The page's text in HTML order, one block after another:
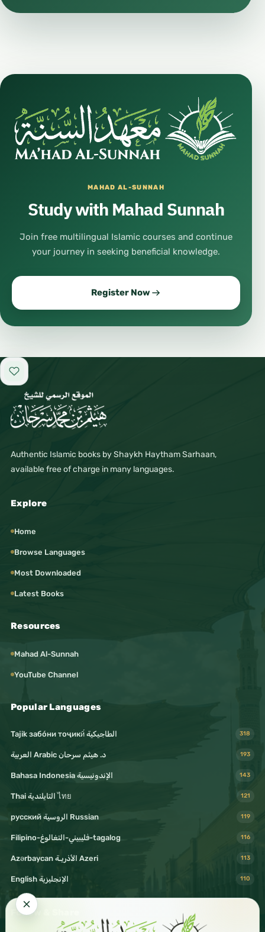
MAHAD AL-SUNNAH
Study with Mahad Sunnah
Join free multilingual Islamic courses and continue
your journey in seeking beneficial knowledge.
Register Now
Add to favorites
Authentic Islamic books by Shaykh Haytham Sarhaan,
available free of charge in many languages.
Explore
Home
Browse Languages
Most Downloaded
Latest Books
Resources
Mahad Al-Sunnah
YouTube Channel
Popular Languages
Tajik забо́ни тоҷикӣ́ الطاجيكية 318
د. هيثم سرحان Arabic العربية 193
Bahasa Indonesia الإندونيسية 143
Thai التايلندية ไทย 121
русский الروسية Russian 119
Filipino-فليبيني-التغالوغ-tagalog 116
Azərbaycan الأذريـة Azeri 113
English الإنجليزية 110
Follow & Share